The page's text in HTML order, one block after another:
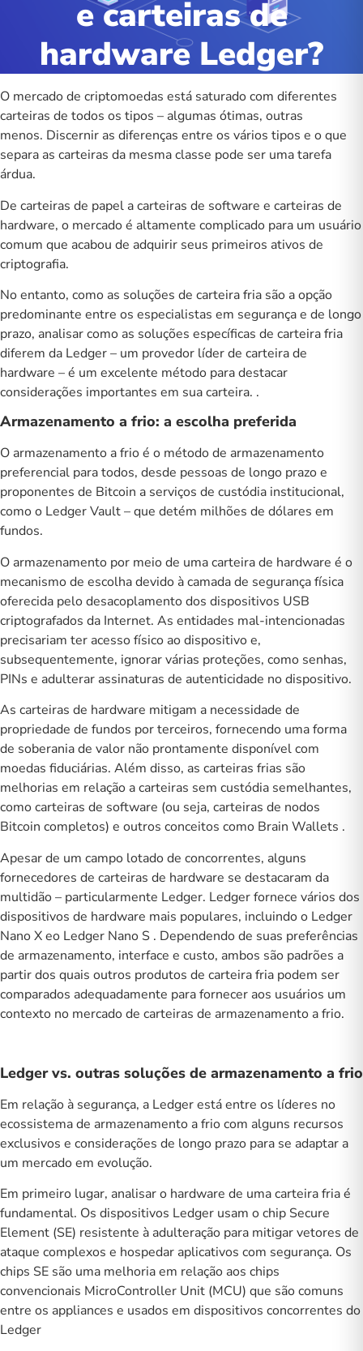
e carteiras de
hardware Ledger?
O mercado de criptomoedas está saturado com diferentes
carteiras de todos os tipos – algumas ótimas, outras
menos. Discernir as diferenças entre os vários tipos e o que
separa as carteiras da mesma classe pode ser uma tarefa
árdua.
De carteiras de papel a carteiras de software e carteiras de
hardware, o mercado é altamente complicado para um usuário
comum que acabou de adquirir seus primeiros ativos de
criptografia.
No entanto, como as soluções de carteira fria são a opção
predominante entre os especialistas em segurança e de longo
prazo, analisar como as soluções específicas de carteira fria
diferem da Ledger – um provedor líder de carteira de
hardware – é um excelente método para destacar
considerações importantes em sua carteira. .
Armazenamento a frio: a escolha preferida
O armazenamento a frio é o método de armazenamento
preferencial para todos, desde pessoas de longo prazo e
proponentes de Bitcoin a serviços de custódia institucional,
como o Ledger Vault – que detém milhões de dólares em
fundos.
O armazenamento por meio de uma carteira de hardware é o
mecanismo de escolha devido à camada de segurança física
oferecida pelo desacoplamento dos dispositivos USB
criptografados da Internet. As entidades mal-intencionadas
precisariam ter acesso físico ao dispositivo e,
subsequentemente, ignorar várias proteções, como senhas,
PINs e adulterar assinaturas de autenticidade no dispositivo.
As carteiras de hardware mitigam a necessidade de
propriedade de fundos por terceiros, fornecendo uma forma
de soberaniade valor não prontamente disponível com
moedas fiduciárias. Além disso, as carteiras frias são
melhorias em relação a carteiras sem custódia semelhantes,
como carteiras de software (ou seja, carteiras de nodos
Bitcoin completos) e outros conceitos como Brain Wallets .
Apesar de um campo lotado de concorrentes, alguns
fornecedores de carteiras de hardware se destacaram da
multidão – particularmente Ledger. Ledger fornece vários dos
dispositivos de hardware mais populares, incluindo o Ledger
Nano Xeo Ledger Nano S . Dependendo de suas preferências
de armazenamento, interface e custo, ambos são padrões a
partir dos quais outros produtos de carteira fria podem ser
comparados adequadamente para fornecer aos usuários um
contexto no mercado de carteiras de armazenamento a frio.
Ledger vs. outras soluções de armazenamento a frio
Em relação à segurança, a Ledger está entre os líderes no
ecossistema de armazenamento a frio com alguns recursos
exclusivos e considerações de longo prazo para se adaptar a
um mercado em evolução.
Em primeiro lugar, analisar o hardware de uma carteira fria é
fundamental. Os dispositivos Ledger usam o chip Secure
Element (SE) resistente à adulteração para mitigar vetores de
ataque complexos e hospedar aplicativos com segurança. Os
chips SE são uma melhoria em relação aos chips
convencionais MicroController Unit (MCU) que são comuns
entre os appliances e usados ​​em dispositivos concorrentes do
Ledger